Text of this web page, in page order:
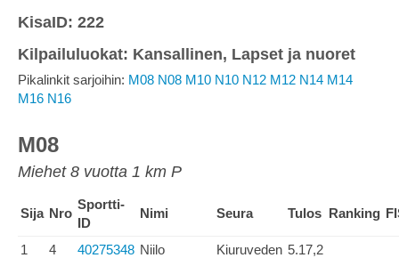
KisaID: 222
Kilpailuluokat: Kansallinen, Lapset ja nuoret
Pikalinkit sarjoihin: M08 N08 M10 N10 N12 M12 N14 M14
M16 N16
M08
Miehet 8 vuotta 1 km P
Sija Nro
Sportti-
ID
Nimi Seura Tulos Ranking
1 4 40275348 Niilo
Kiuruveden 5.17,2